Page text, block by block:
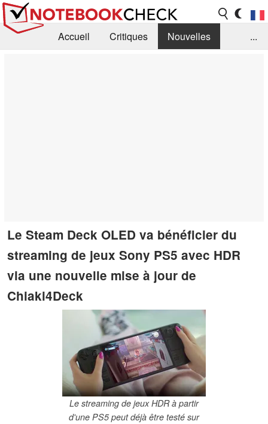
Accueil Critiques
Nouvelles
...
Le Steam Deck OLED va bénéficier du
streaming de jeux Sony PS5 avec HDR
via une nouvelle mise à jour de
Chiaki4Deck
Le streaming de jeux HDR à partir
d'une PS5 peut déjà être testé sur